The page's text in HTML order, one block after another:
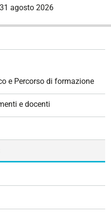
agosto 2026
e Percorso di formazione
e docenti